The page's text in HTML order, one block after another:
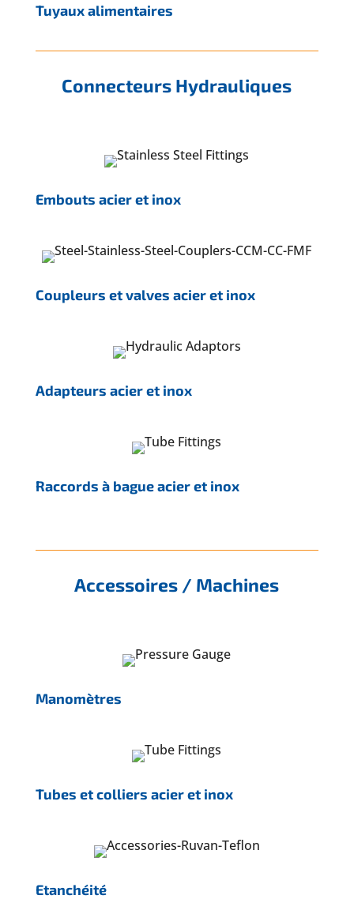
Tuyaux alimentaires
Connecteurs Hydrauliques
Embouts acier et inox
Coupleurs et valves acier et inox
Adapteurs acier et inox
Raccords à bague acier et inox
Accessoires / Machines
Manomètres
Tubes et colliers acier et inox
Etanchéité